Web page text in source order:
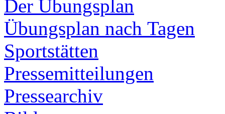
Der Übungsplan
Übungsplan nach Tagen
Sportstätten
Pressemitteilungen
Pressearchiv